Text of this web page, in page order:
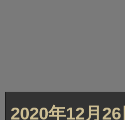
2020年12月